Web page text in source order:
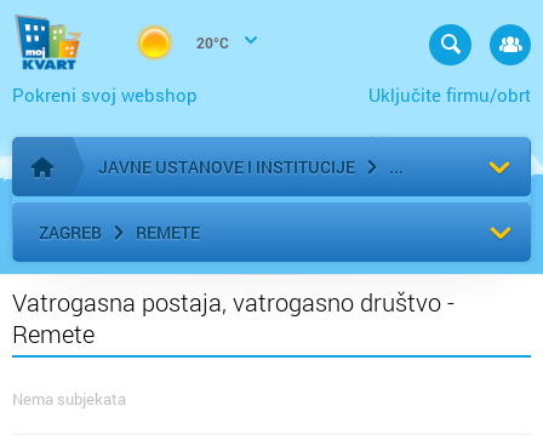
20°C
Uključite firmu/obrt
Pokreni svoj webshop
Početna stranica
JAVNE USTANOVE I INSTITUCIJE
ZAGREB REMETE
Vatrogasna postaja, vatrogasno društvo -
Remete
Nema subjekata